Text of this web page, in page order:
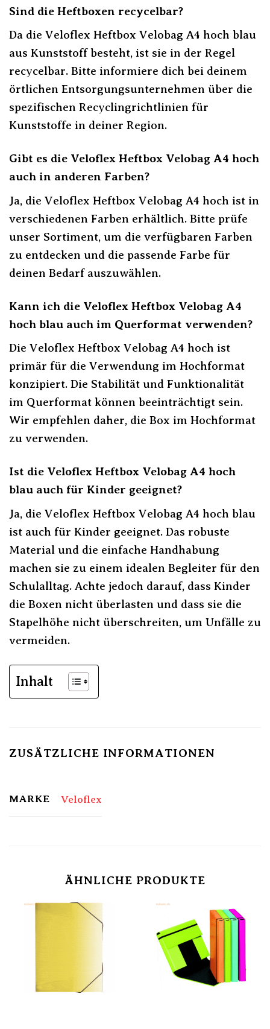
Sind die Heftboxen recycelbar?
Da die Veloflex Heftbox Velobag A4 hoch blau
aus Kunststoff besteht, ist sie in der Regel
recycelbar. Bitte informiere dich bei deinem
örtlichen Entsorgungsunternehmen über die
spezifischen Recyclingrichtlinien für
Kunststoffe in deiner Region.
Gibt es die Veloflex Heftbox Velobag A4 hoch
auch in anderen Farben?
Ja, die Veloflex Heftbox Velobag A4 hoch ist in
verschiedenen Farben erhältlich. Bitte prüfe
unser Sortiment, um die verfügbaren Farben
zu entdecken und die passende Farbe für
deinen Bedarf auszuwählen.
Kann ich die Veloflex Heftbox Velobag A4
hoch blau auch im Querformat verwenden?
Die Veloflex Heftbox Velobag A4 hoch ist
primär für die Verwendung im Hochformat
konzipiert. Die Stabilität und Funktionalität
im Querformat können beeinträchtigt sein.
Wir empfehlen daher, die Box im Hochformat
zu verwenden.
Ist die Veloflex Heftbox Velobag A4 hoch
blau auch für Kinder geeignet?
Ja, die Veloflex Heftbox Velobag A4 hoch blau
ist auch für Kinder geeignet. Das robuste
Material und die einfache Handhabung
machen sie zu einem idealen Begleiter für den
Schulalltag. Achte jedoch darauf, dass Kinder
die Boxen nicht überlasten und dass sie die
Stapelhöhe nicht überschreiten, um Unfälle zu
vermeiden.
Inhalt
ZUSÄTZLICHE INFORMATIONEN
MARKE Veloflex
ÄHNLICHE PRODUKTE